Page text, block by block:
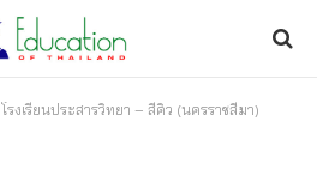
โรงเรียนประสารวิทยา – สีคิ้ว (นครราชสีมา)